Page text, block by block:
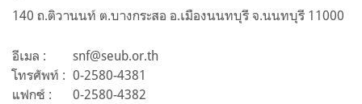
140 ถ.ติวานนท์ ต.บางกระสอ อ.เมืองนนทบุรี จ.นนทบุรี 11000
อีเมล :
snf@seub.or.th
โทรศัพท์ : 0-2580-4381
แฟกซ์ :
0-2580-4382